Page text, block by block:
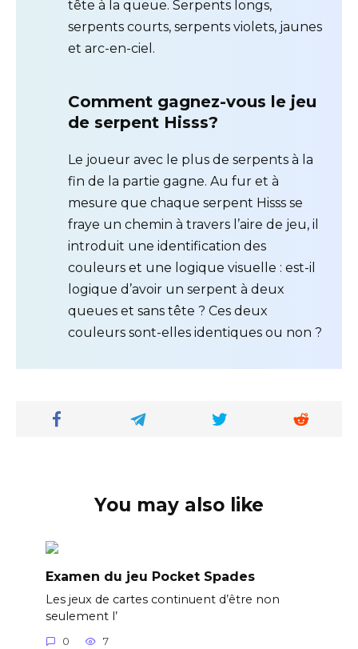
tête à la queue. Serpents longs,
serpents courts, serpents violets, jaunes
et arc-en-ciel.
Comment gagnez-vous le jeu
de serpent Hisss?
Le joueur avec le plus de serpents à la
fin de la partie gagne. Au fur et à
mesure que chaque serpent Hisss se
fraye un chemin à travers l’aire de jeu, il
introduit une identification des
couleurs et une logique visuelle : est-il
logique d’avoir un serpent à deux
queues et sans tête ? Ces deux
couleurs sont-elles identiques ou non ?
You may also like
Examen du jeu Pocket Spades
Les jeux de cartes continuent d’être non
seulement l’
0 7